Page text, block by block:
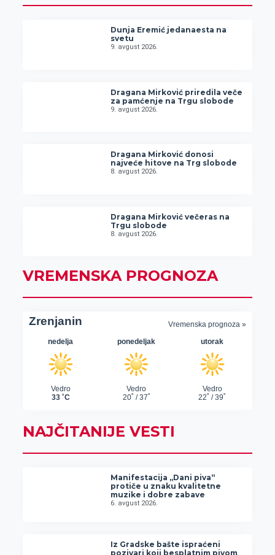
Dunja Eremić jedanaesta na
svetu
9. avgust 2026.
Dragana Mirković priredila veče
za pamćenje na Trgu slobode
9. avgust 2026.
Dragana Mirković donosi
najveće hitove na Trg slobode
8. avgust 2026.
Dragana Mirković večeras na
Trgu slobode
8. avgust 2026.
VREMENSKA PROGNOZA
NAJČITANIJE VESTI
Manifestacija „Dani piva“
protiče u znaku kvalitetne
muzike i dobre zabave
6. avgust 2026.
Iz Gradske bašte ispraćeni
pozivari koji besplatnim pivom